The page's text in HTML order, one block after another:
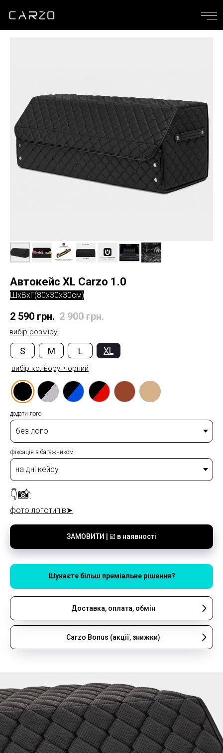
Автокейс XL Carzo 1.0
ШxВxГ(80x30x30см)
2 590 грн. 2 900 грн.
вибір розміру:
S M L XL
вибір кольору: чорний
додати лого
фіксація з багажником
👇📸:
фото логотипів➤
ЗАМОВИТИ | ☑️ в наявності
Шукаєте більш преміальне рішення?
Доставка, оплата, обмін
Сarzo Bonus (акції, знижки)